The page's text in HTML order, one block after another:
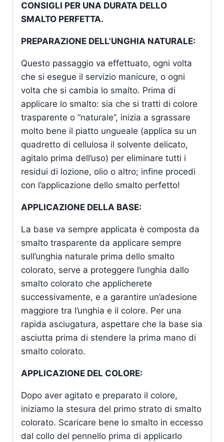
CONSIGLI PER UNA DURATA DELLO
SMALTO PERFETTA.
PREPARAZIONE DELL’UNGHIA NATURALE:
Questo passaggio va effettuato, ogni volta
che si esegue il servizio manicure, o ogni
volta che si cambia lo smalto. Prima di
applicare lo smalto: sia che si tratti di colore
trasparente o “naturale”, inizia a sgrassare
molto bene il piatto ungueale (applica su un
quadretto di cellulosa il solvente delicato,
agitalo prima dell’uso) per eliminare tutti i
residui di lozione, olio o altro; infine procedi
con l’applicazione dello smalto perfetto!
APPLICAZIONE DELLA BASE:
La base va sempre applicata è composta da
smalto trasparente da applicare sempre
sull’unghia naturale prima dello smalto
colorato, serve a proteggere l’unghia dallo
smalto colorato che applicherete
successivamente, e a garantire un’adesione
maggiore tra l’unghia e il colore. Per una
rapida asciugatura, aspettare che la base sia
asciutta prima di stendere la prima mano di
smalto colorato.
APPLICAZIONE DEL COLORE:
Dopo aver agitato e preparato il colore,
iniziamo la stesura del primo strato di smalto
colorato. Scaricare bene lo smalto in eccesso
dal collo del pennello prima di applicarlo